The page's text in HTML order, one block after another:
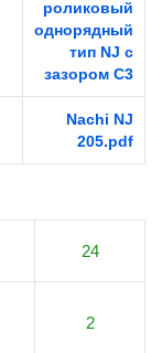
роликовый
однорядный
тип NJ с
зазором C3
Nachi NJ
205.pdf
24
2